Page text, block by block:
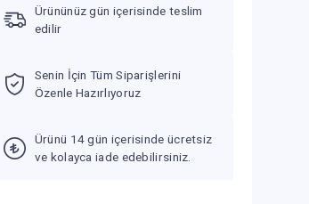
Ürününüz gün içerisinde teslim
edilir
Senin İçin Tüm Siparişlerini
Özenle Hazırlıyoruz
Ürünü 14 gün içerisinde ücretsiz
ve kolayca iade edebilirsiniz.